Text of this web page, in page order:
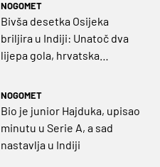
NOGOMET
Bivša desetka Osijeka
briljira u Indiji: Unatoč dva
lijepa gola, hrvatska
mjesto (VIDEO)
NOGOMET
Bio je junior Hajduka, upisao
minutu u Serie A, a sad
nastavlja u Indiji